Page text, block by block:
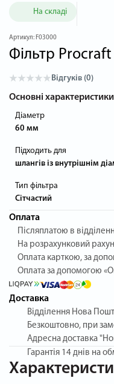
На складі
Артикул: F03000
Фільтр Procraft
Відгуків (0)
Основні характеристики
Діаметр
60 мм
Підходить для
шлангів із внутрішнім
Тип фільтра
Сітчастий
Оплата
Післяплатою в
На розрахунковий
Оплата карткою, за
Оплата за допомогою
Доставка
Відділення Нова
Безкоштовно, при
Адресна доставка
Гарантія 14 днів на